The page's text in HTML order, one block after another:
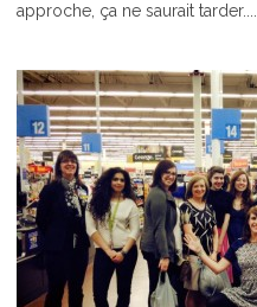
approche, ça ne saurait tarder....